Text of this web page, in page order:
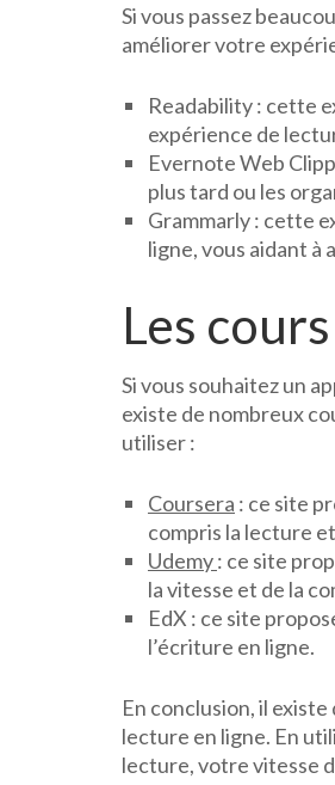
Si vous passez
améliorer votre
Readability : cette
expérience de
Evernote Web
plus tard ou les
Grammarly : cette
ligne, vous aidant
Les
Si vous souhaitez un
existe de nombreux
utiliser :
Coursera : ce site
compris la lecture
Udemy: ce site
la vitesse et de la
EdX : ce site
l’écriture en ligne.
En conclusion, il
lecture en ligne. En
lecture, votre vitesse